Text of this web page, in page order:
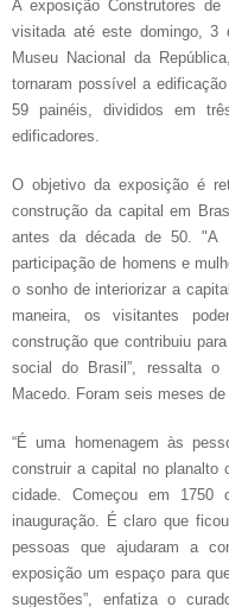
A exposição Construtores
visitada até este domingo,
Museu Nacional da
tornaram possível a
59 painéis, divididos em
edificadores.
O objetivo da exposição é
construção da capital em
antes da década de 50. "A
participação de homens e
o sonho de interiorizar a
maneira, os visitantes
construção que contribuiu
social do Brasil”, ressalta o
Macedo. Foram seis meses
“É uma homenagem às
construir a capital no planalto
cidade. Começou em 1750
inauguração. É claro que
pessoas que ajudaram a
exposição um espaço para
sugestões”, enfatiza o